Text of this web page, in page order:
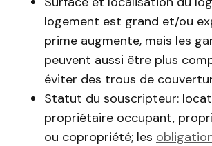
logement est grand et/ou
prime augmente, mais les
peuvent aussi être plus
éviter des trous de
Statut du souscripteur:
propriétaire occupant,
ou copropriété; les